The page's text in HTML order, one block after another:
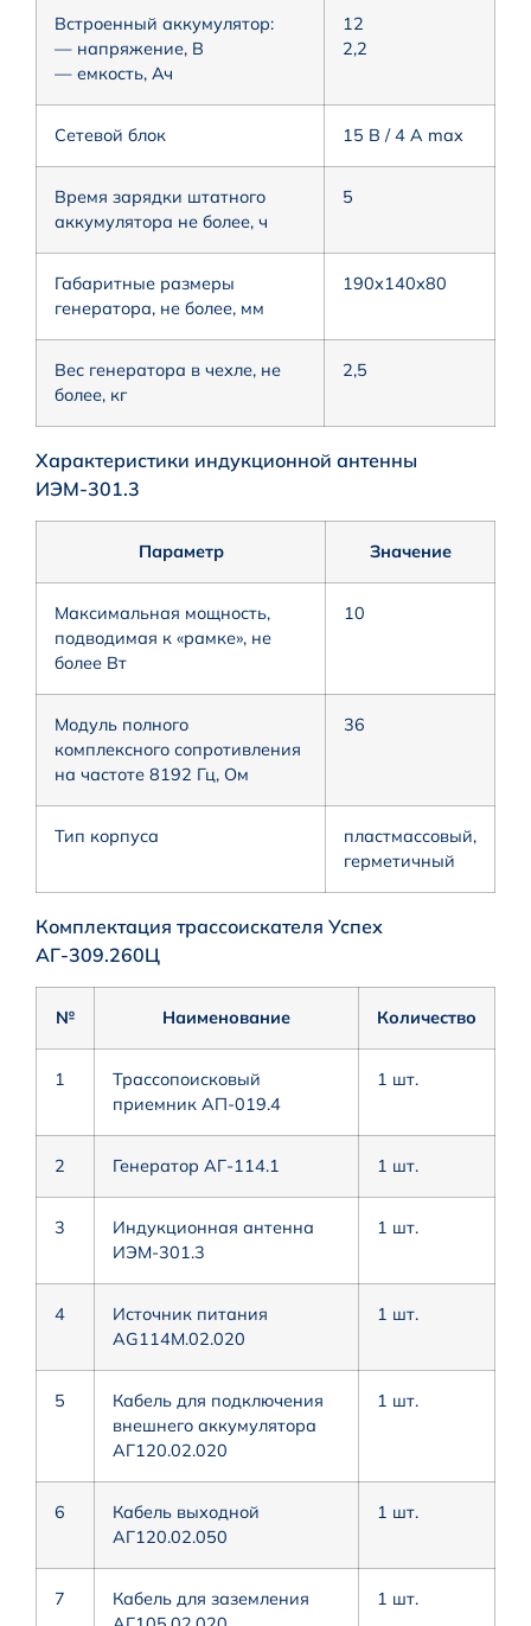
Встроенный аккумулятор:
— напряжение, В
— емкость, Ач
12
2,2
Сетевой блок 15 В / 4 А max
Время зарядки штатного
аккумулятора не более, ч
5
Габаритные размеры
генератора, не более, мм
190х140х80
Вес генератора в чехле, не
более, кг
2,5
Характеристики индукционной антенны
ИЭМ-301.3
Параметр Значение
Максимальная мощность,
подводимая к «рамке», не
более Вт
10
Модуль полного
комплексного сопротивления
на частоте 8192 Гц, Ом
36
Тип корпуса
пластмассовый,
герметичный
Комплектация трассоискателя Успех
АГ-309.260Ц
№ Наименование Количество
1
Трассопоисковый
приемник АП-019.4
1 шт.
2 Генератор АГ-114.1 1 шт.
3
Индукционная антенна
ИЭМ-301.3
1 шт.
4
Источник питания
AG114M.02.020
1 шт.
5
Кабель для подключения
внешнего аккумулятора
АГ120.02.020
1 шт.
6
Кабель выходной
АГ120.02.050
1 шт.
7
Кабель для заземления
1 шт.